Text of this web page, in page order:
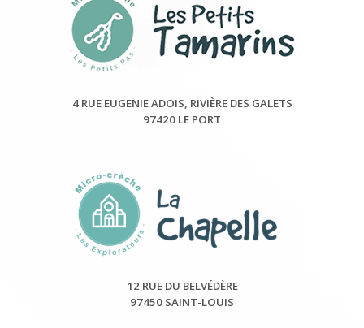
4 RUE EUGENIE ADOIS, RIVIÈRE DES GALETS
97420 LE PORT
12 RUE DU BELVÉDÈRE
97450 SAINT-LOUIS